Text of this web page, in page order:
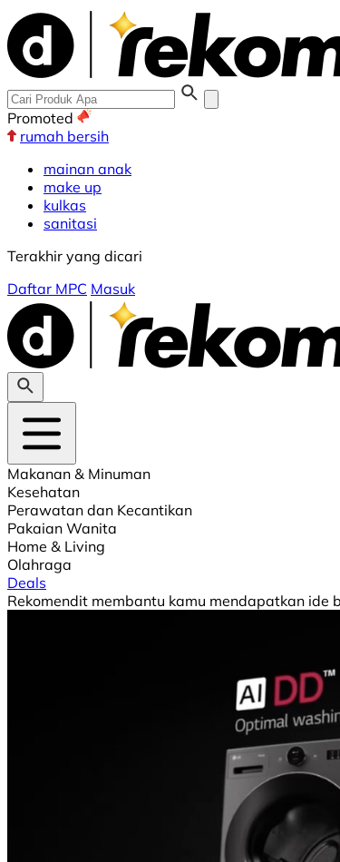
Promoted
rumah bersih
mainan anak
make up
kulkas
sanitasi
Terakhir yang dicari
Daftar MPC Masuk
Makanan & Minuman
Kesehatan
Perawatan dan Kecantikan
Pakaian Wanita
Home & Living
Olahraga
Deals
Rekomendit membantu kamu mendapatkan